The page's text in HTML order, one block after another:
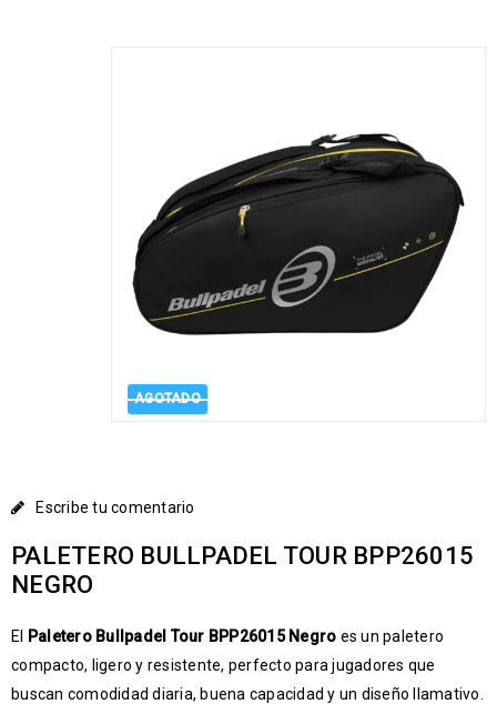
AGOTADO
Escribe tu comentario
PALETERO BULLPADEL TOUR BPP26015
NEGRO
El Paletero Bullpadel Tour BPP26015 Negro es un paletero
compacto, ligero y resistente, perfecto para jugadores que
buscan comodidad diaria, buena capacidad y un diseño llamativo.